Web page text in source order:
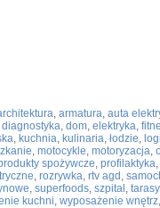
, armatura, auta
diagnostyka, dom, elektryka,
, kuchnia, kulinaria, łodzie,
, motocykle, motoryzacja,
spożywcze, profilaktyka,
, rozrywka, rtv agd ,
, superfoods, szpital , tarasy
kuchni, wyposażenie wnętrz